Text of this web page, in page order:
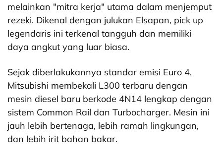
melainkan "mitra kerja" utama dalam menjemput
rezeki. Dikenal dengan julukan Elsapan, pick up
legendaris ini terkenal tangguh dan memiliki
daya angkut yang luar biasa.
Sejak diberlakukannya standar emisi Euro 4,
Mitsubishi membekali L300 terbaru dengan
mesin diesel baru berkode 4N14 lengkap dengan
sistem Common Rail dan Turbocharger. Mesin ini
jauh lebih bertenaga, lebih ramah lingkungan,
dan lebih irit bahan bakar.